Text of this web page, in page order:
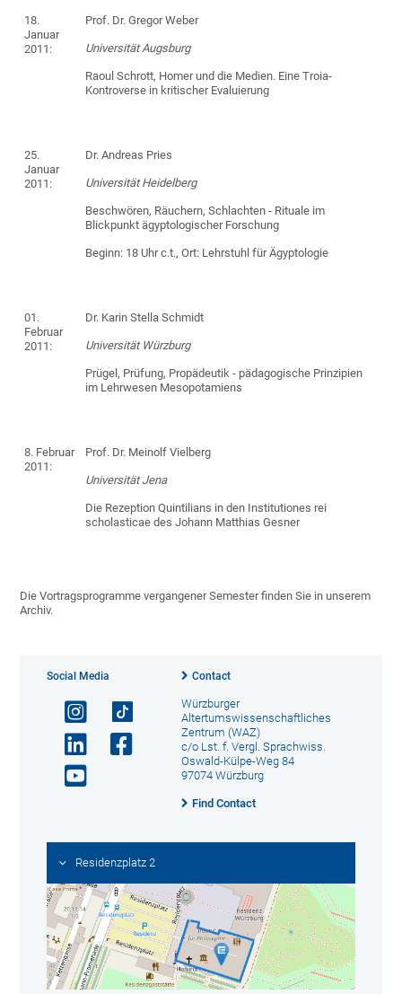
18.
Januar
2011:
Prof. Dr. Gregor Weber
Universität Augsburg
Raoul Schrott, Homer und die Medien. Eine Troia-
Kontroverse in kritischer Evaluierung
25.
Januar
2011:
Dr. Andreas Pries
Universität Heidelberg
Beschwören, Räuchern, Schlachten - Rituale im
Blickpunkt ägyptologischer Forschung
Beginn: 18 Uhr c.t., Ort: Lehrstuhl für Ägyptologie
01.
Februar
2011:
Dr. Karin Stella Schmidt
Universität Würzburg
Prügel, Prüfung, Propädeutik - pädagogische Prinzipien
im Lehrwesen Mesopotamiens
8. Februar
2011:
Prof. Dr. Meinolf Vielberg
Universität Jena
Die Rezeption Quintilians in den Institutiones rei
scholasticae des Johann Matthias Gesner
Die Vortragsprogramme vergangener Semester finden Sie in unserem
Archiv.
Social Media Contact
Würzburger
Altertumswissenschaftliches
Zentrum (WAZ)
c/o Lst. f. Vergl. Sprachwiss.
Oswald-Külpe-Weg 84
97074 Würzburg
Find Contact
Residenzplatz 2